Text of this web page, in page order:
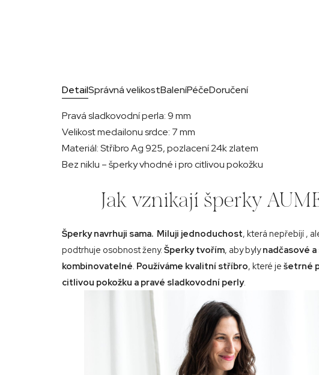
DetailSprávná velikostBaleníPéčeDoručení
Pravá sladkovodní perla: 9 mm
Velikost medailonu srdce: 7 mm
Materiál: Stříbro Ag 925, pozlacení 24k zlatem
Bez niklu – šperky vhodné i pro citlivou pokožku
Jak vznikají šperky
Šperky navrhuji sama. Miluji jednoduchost, která nepřebíjí ,
podtrhuje osobnost ženy. Šperky tvořím, aby bylynadčasové
kombinovatelné. Používáme kvalitní stříbro, které je šetrné
citlivou pokožku a pravé sladkovodní perly.